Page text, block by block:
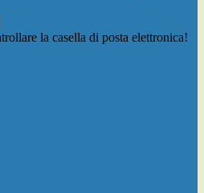
la casella di posta elettronica!